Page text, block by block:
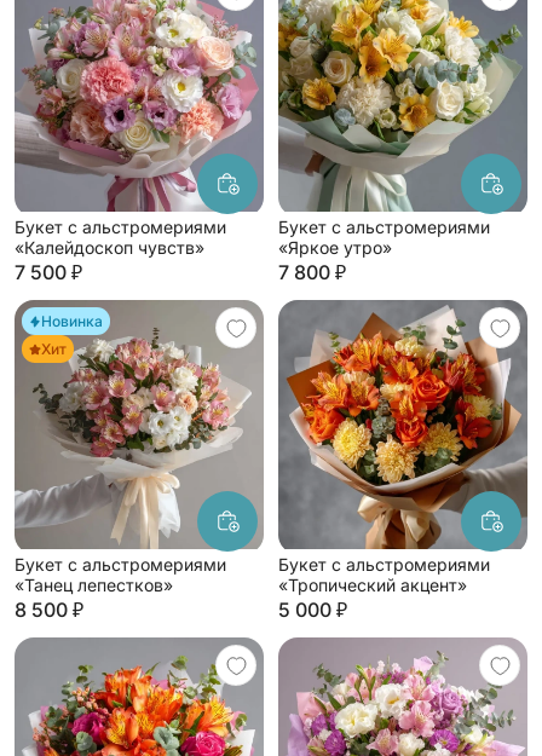
Букет с альстромериями
«Калейдоскоп чувств»
7 500 ₽
Букет с альстромериями
«Яркое утро»
7 800 ₽
Новинка
Хит
Букет с альстромериями
«Танец лепестков»
8 500 ₽
Букет с альстромериями
«Тропический акцент»
5 000 ₽